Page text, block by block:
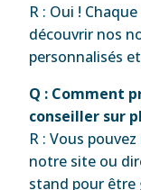
R : Oui !
découvrir nos
personnalisés
Q : Comment
conseiller sur
R : Vous
notre site ou
stand pour être